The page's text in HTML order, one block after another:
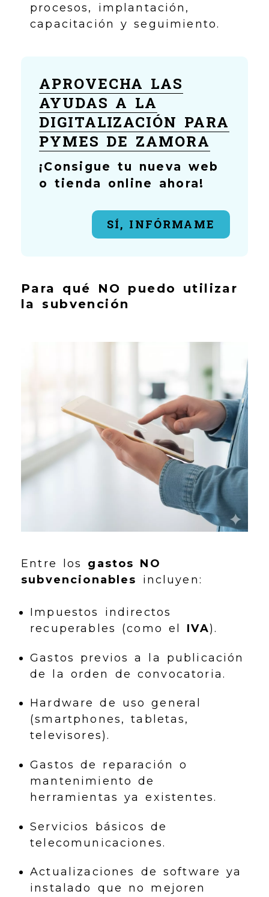
procesos, implantación,
capacitación y seguimiento.
APROVECHA LAS
AYUDAS A LA
DIGITALIZACIÓN PARA
PYMES DE ZAMORA
¡Consigue tu nueva web
o tienda online ahora!
SÍ, INFÓRMAME
Para qué NO puedo utilizar
la subvención
Entre los gastos NO
subvencionables
incluyen:
Impuestos indirectos
recuperables (como el IVA).
Gastos previos a la publicación
de la orden de convocatoria.
Hardware de uso general
(smartphones, tabletas,
televisores).
Gastos de reparación o
mantenimiento de
herramientas ya existentes.
Servicios básicos de
telecomunicaciones.
Actualizaciones de software ya
instalado que no mejoren